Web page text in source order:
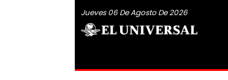
Jueves 06 De Agosto De 2026